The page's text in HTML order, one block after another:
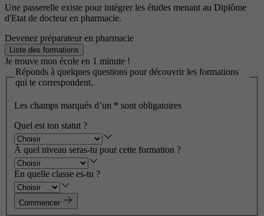
Une passerelle existe pour intégrer les études menant au Diplôme
d'Etat de docteur en pharmacie.
Devenez préparateur en pharmacie
Liste des formations
Je trouve mon école en 1 minute !
Réponds à quelques questions pour découvrir les formations
qui te correspondent.
Les champs marqués d’un * sont obligatoires
Quel est ton statut ?
À quel niveau seras-tu pour cette formation ?
En quelle classe es-tu ?
Commencer